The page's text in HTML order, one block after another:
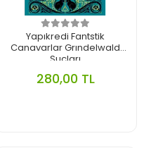
Yapıkredi Fantstik
Canavarlar Grındelwald
Suçları
280,00 TL